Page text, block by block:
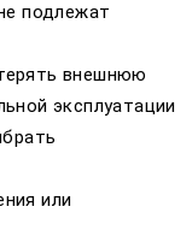
подлежат
внешнюю
эксплуатации
или